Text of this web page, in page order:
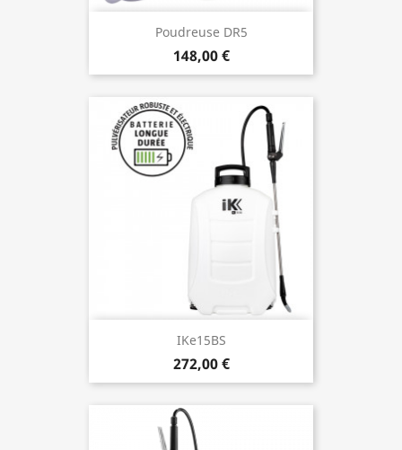
Poudreuse DR5
148,00 €
IKe15BS
272,00 €